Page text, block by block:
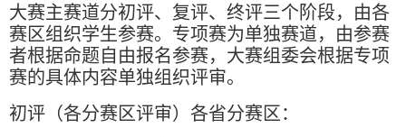
大赛主赛道分初评、复评、终评三个阶段，由各
赛区组织学生参赛。专项赛为单独赛道，由参赛
者根据命题自由报名参赛，大赛组委会根据专项
赛的具体内容单独组织评审。
初评（各分赛区评审）各省分赛区：